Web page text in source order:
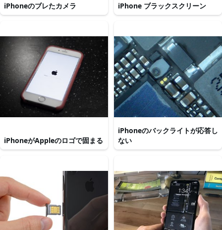
iPhoneのブレたカメラ iPhone ブラックスクリーン
iPhoneがAppleのロゴで固まる
iPhoneのバックライトが応答し
ない